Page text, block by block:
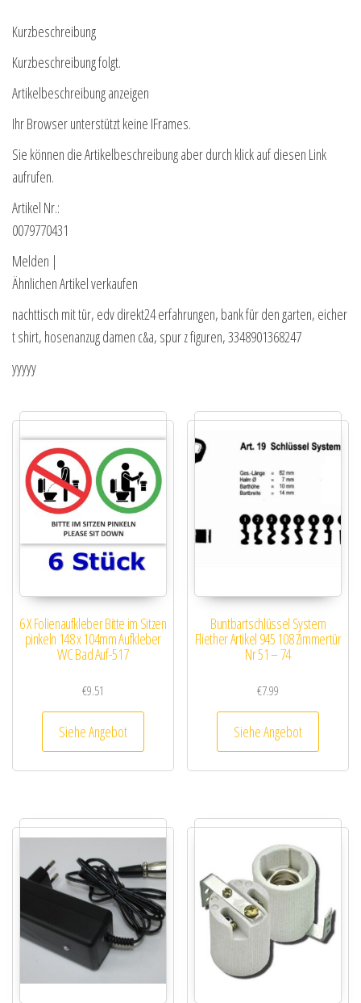
Kurzbeschreibung
Kurzbeschreibung folgt.
Artikelbeschreibung anzeigen
Ihr Browser unterstützt keine IFrames.
Sie können die Artikelbeschreibung aber durch klick auf diesen Link
aufrufen.
Artikel Nr.:
0079770431
Melden |
Ähnlichen Artikel verkaufen
nachttisch mit tür, edv direkt24 erfahrungen, bank für den garten, eicher
t shirt, hosenanzug damen c&a, spur z figuren, 3348901368247
yyyyy
6 X Folienaufkleber Bitte im Sitzen
pinkeln 148 x 104mm Aufkleber
WC Bad Auf-517
€9.51
Siehe Angebot
Buntbartschlüssel System
Fliether Artikel 945 108 Zimmertür
Nr 51 – 74
€7.99
Siehe Angebot